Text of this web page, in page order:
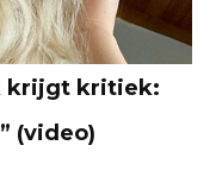
krijgt kritiek:
(video)